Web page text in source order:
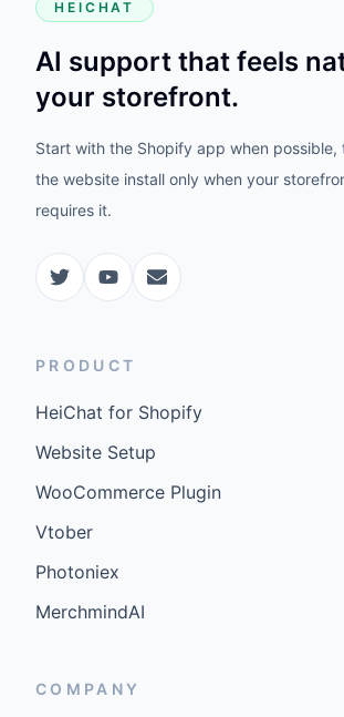
HEICHAT
AI support that feels
your storefront.
Start with the Shopify app when
the website install only when your
requires it.
PRODUCT
HeiChat for Shopify
Website Setup
WooCommerce Plugin
Vtober
Photoniex
MerchmindAI
COMPANY